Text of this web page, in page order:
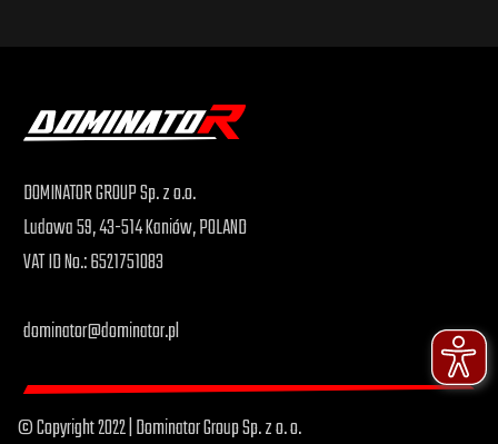
DOMINATOR GROUP Sp. z o.o.
Ludowa 59, 43-514 Kaniów, POLAND
VAT ID No.: 6521751083
dominator@dominator.pl
© Copyright 2022 | Dominator Group Sp. z o. o.